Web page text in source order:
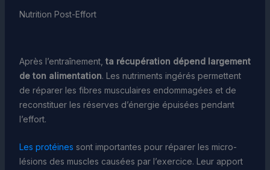
Nutrition Post-Effort
Après l’entraînement, ta récupération dépend largement
de ton alimentation. Les nutriments ingérés permettent
de réparer les fibres musculaires endommagées et de
reconstituer les réserves d’énergie épuisées pendant
l’effort.
Les protéines sont importantes pour réparer les micro-
lésions des muscles causées par l’exercice. Leur apport